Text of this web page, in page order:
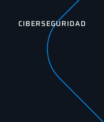
CIBERSEGURIDAD